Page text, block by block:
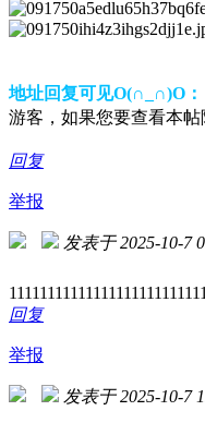
地址回复可见O(∩_∩)O：
游客，如果您要查看本
回复
举报
发表于 2025-10-7
回复
举报
发表于 2025-10-7